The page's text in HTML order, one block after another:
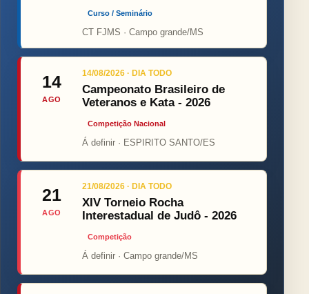
Curso / Seminário
CT FJMS · Campo grande/MS
14
AGO
14/08/2026 · DIA TODO
Campeonato Brasileiro de
Veteranos e Kata - 2026
Competição Nacional
Á definir · ESPIRITO SANTO/ES
21
AGO
21/08/2026 · DIA TODO
XIV Torneio Rocha
Interestadual de Judô - 2026
Competição
Á definir · Campo grande/MS